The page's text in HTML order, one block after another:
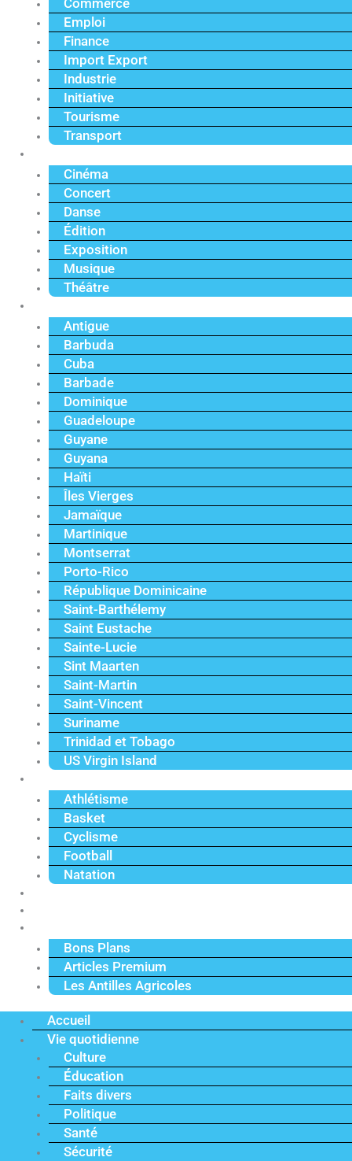
Commerce
Emploi
Finance
Import Export
Industrie
Initiative
Tourisme
Transport
Cinéma
Concert
Danse
Édition
Exposition
Musique
Théâtre
Antigue
Barbuda
Cuba
Barbade
Dominique
Guadeloupe
Guyane
Guyana
Haïti
Îles Vierges
Jamaïque
Martinique
Montserrat
Porto-Rico
République Dominicaine
Saint-Barthélemy
Saint Eustache
Sainte-Lucie
Sint Maarten
Saint-Martin
Saint-Vincent
Suriname
Trinidad et Tobago
US Virgin Island
Athlétisme
Basket
Cyclisme
Football
Natation
Bons Plans
Articles Premium
Les Antilles Agricoles
Accueil
Vie quotidienne
Culture
Éducation
Faits divers
Politique
Santé
Sécurité